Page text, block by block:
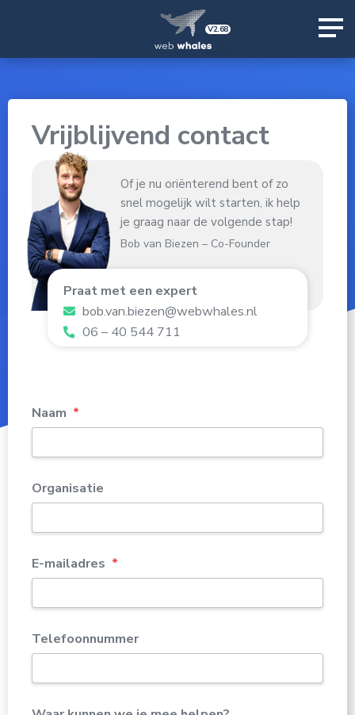
V2.68
Vrijblijvend contact
Of je nu oriënterend bent of zo
snel mogelijk wilt starten, ik help
je graag naar de volgende stap!
Bob van Biezen – Co-Founder
Praat met een expert
bob.van.biezen@webwhales.nl
06 – 40 544 711
Naam *
Organisatie
E-mailadres *
Telefoonnummer